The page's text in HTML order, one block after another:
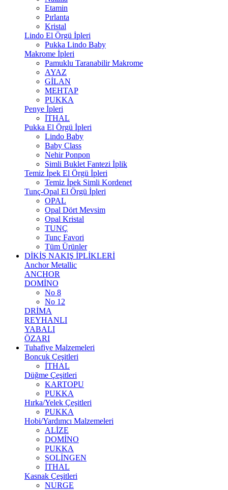
Etamin
Pırlanta
Kristal
Lindo El Örgü İpleri
Pukka Lindo Baby
Makrome İpleri
Pamuklu Taranabilir Makrome
AYAZ
GİLAN
MEHTAP
PUKKA
Penye İpleri
İTHAL
Pukka El Örgü İpleri
Lindo Baby
Baby Class
Nehir Ponpon
Simli Buklet Fantezi İplik
Temiz İpek El Örgü İpleri
Temiz İpek Simli Kordenet
Tunç-Opal El Örgü İpleri
OPAL
Opal Dört Mevsim
Opal Kristal
TUNÇ
Tunç Favori
Tüm Ürünler
DİKİŞ NAKIŞ İPLİKLERİ
Anchor Metallic
ANCHOR
DOMİNO
No 8
No 12
DRİMA
REYHANLI
YABALI
ÖZARI
Tuhafiye Malzemeleri
Boncuk Çeşitleri
İTHAL
Düğme Çeşitleri
KARTOPU
PUKKA
Hırka/Yelek Çeşitleri
PUKKA
Hobi/Yardımcı Malzemeleri
ALİZE
DOMİNO
PUKKA
SOLİNGEN
İTHAL
Kasnak Çeşitleri
NURGE